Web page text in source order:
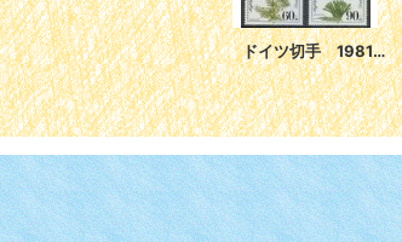
ドイツ切手 1981年 社会福祉 絶滅危惧野生花 ヒシ 4種